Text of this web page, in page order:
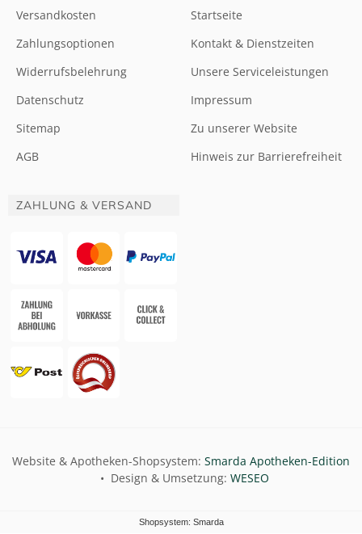
Versandkosten
Zahlungsoptionen
Widerrufsbelehrung
Datenschutz
Sitemap
AGB
Startseite
Kontakt & Dienstzeiten
Unsere Serviceleistungen
Impressum
Zu unserer Website
Hinweis zur Barrierefreiheit
ZAHLUNG & VERSAND
Website & Apotheken-Shopsystem: Smarda Apotheken-Edition
• Design & Umsetzung: WESEO
Shopsystem: Smarda